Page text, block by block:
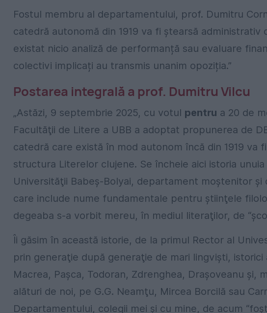
Fostul membru al departamentului, prof. Dumitru
catedră autonomă din 1919 va fi ștearsă
existat nicio analiză de performanță sau evaluare
colectivi implicați au transmis unanim opoziția.”
Postarea integrală a prof. Dumitru Vilcu
„Astăzi, 9 septembrie 2025, cu votul pentru a 20 de
Facultăţii de Litere a UBB a adoptat propunerea de
catedră care există în mod autonom încă din 1919 va
structura Literelor clujene. Se încheie aici istoria
Universităţii Babeş-Bolyai, departament moştenitor
care include nume fundamentale pentru ştiinţele
degeaba s-a vorbit mereu, în mediul literaţilor, de
Îi găsim în această istorie, de la primul Rector al
prin generaţie după generaţie de mari lingvişti,
Macrea, Paşca, Todoran, Zdrenghea, Draşoveanu şi,
alături de noi, pe G.G. Neamţu, Mircea Borcilă sau
Departamentului, colegii mei şi cu mine, de acum